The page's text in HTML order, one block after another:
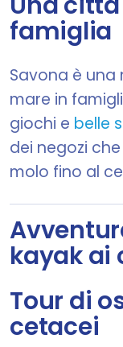
famiglia
Savona è una
mare in
giochi e belle
dei negozi
molo fino al
kayak ai
Tour di
cetacei